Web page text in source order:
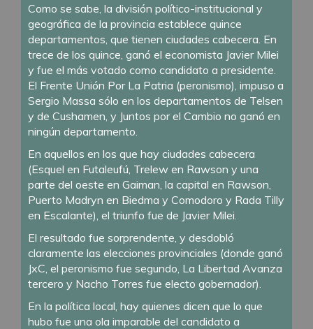
Como se sabe, la división político-institucional y
geográfica de la provincia establece quince
departamentos, que tienen ciudades cabecera. En
trece de los quince, ganó el economista Javier Milei
y fue el más votado como candidato a presidente.
El Frente Unión Por La Patria (peronismo), impuso a
Sergio Massa sólo en los departamentos de Telsen
y de Cushamen, y Juntos por el Cambio no ganó en
ningún departamento.
En aquellos en los que hay ciudades cabecera
(Esquel en Futaleufú, Trelew en Rawson y una
parte del oeste en Gaiman, la capital en Rawson,
Puerto Madryn en Biedma y Comodoro y Rada Tilly
en Escalante), el triunfo fue de Javier Milei.
El resultado fue sorprendente, y desdobló
claramente las elecciones provinciales (donde ganó
JxC, el peronismo fue segundo, La Libertad Avanza
tercero y Nacho Torres fue electo gobernador).
En la política local, hay quienes dicen que lo que
hubo fue una ola imparable del candidato a